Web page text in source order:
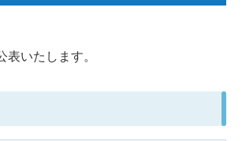
表いたします。